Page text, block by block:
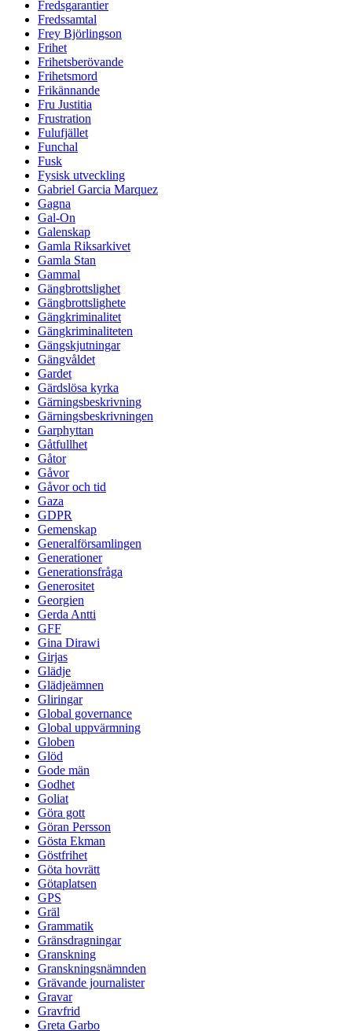
Fredsgarantier
Fredssamtal
Frey Björlingson
Frihet
Frihetsberövande
Frihetsmord
Frikännande
Fru Justitia
Frustration
Fulufjället
Funchal
Fusk
Fysisk utveckling
Gabriel Garcia Marquez
Gagna
Gal-On
Galenskap
Gamla Riksarkivet
Gamla Stan
Gammal
Gängbrottslighet
Gängbrottslighete
Gängkriminalitet
Gängkriminaliteten
Gängskjutningar
Gängvåldet
Gardet
Gärdslösa kyrka
Gärningsbeskrivning
Gärningsbeskrivningen
Garphyttan
Gåtfullhet
Gåtor
Gåvor
Gåvor och tid
Gaza
GDPR
Gemenskap
Generalförsamlingen
Generationer
Generationsfråga
Generositet
Georgien
Gerda Antti
GFF
Gina Dirawi
Girjas
Glädje
Glädjeämnen
Gliringar
Global governance
Global uppvärmning
Globen
Glöd
Gode män
Godhet
Goliat
Göra gott
Göran Persson
Gösta Ekman
Göstfrihet
Göta hovrätt
Götaplatsen
GPS
Gräl
Grammatik
Gränsdragningar
Granskning
Granskningsnämnden
Grävande journalister
Gravar
Gravfrid
Greta Garbo